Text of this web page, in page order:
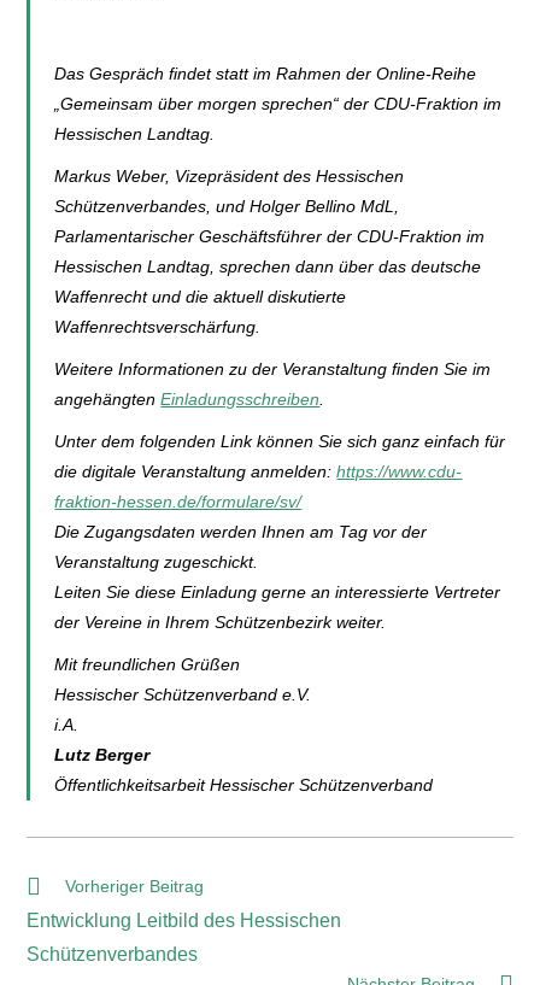
Das Gespräch findet statt im Rahmen der Online-Reihe
„Gemeinsam über morgen sprechen“ der CDU-Fraktion im
Hessischen Landtag.
Markus Weber, Vizepräsident des Hessischen
Schützenverbandes, und Holger Bellino MdL,
Parlamentarischer Geschäftsführer der CDU-Fraktion im
Hessischen Landtag, sprechen dann über das deutsche
Waffenrecht und die aktuell diskutierte
Waffenrechtsverschärfung.
Weitere Informationen zu der Veranstaltung finden Sie im
angehängtenEinladungsschreiben
Unter dem folgenden Link können Sie sich ganz einfach für
die digitale Veranstaltung anmelden:https://www.cdu-
fraktion-hessen.de/formulare/sv/
Die Zugangsdaten werden Ihnen am Tag vor der
Veranstaltung zugeschickt.
Leiten Sie diese Einladung gerne an interessierte Vertreter
der Vereine in Ihrem Schützenbezirk weiter.
Mit freundlichen Grüßen
Hessischer Schützenverband e.V.
i.A.
Lutz Berger
Öffentlichkeitsarbeit Hessischer Schützenverband
Vorheriger Beitrag
Entwicklung Leitbild des Hessischen
Schützenverbandes